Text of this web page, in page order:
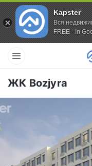
Kapster
Вся
FREE - In
ЖК Bozjyra